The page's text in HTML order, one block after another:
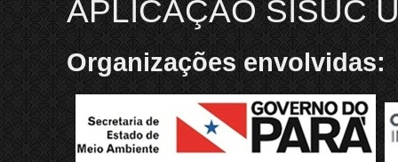
APLICAÇÃO SISUC
Organizações envolvidas: